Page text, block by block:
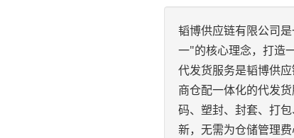
韬博供应链有限公司
一"的核心理念，打造
代发货服务是韬博供
商仓配一体化的代发
码、塑封、封套、打
新，无需为仓储管理费